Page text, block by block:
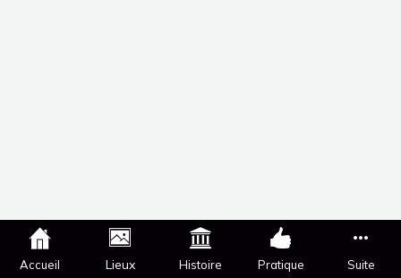
Accueil Lieux Histoire Pratique Suite